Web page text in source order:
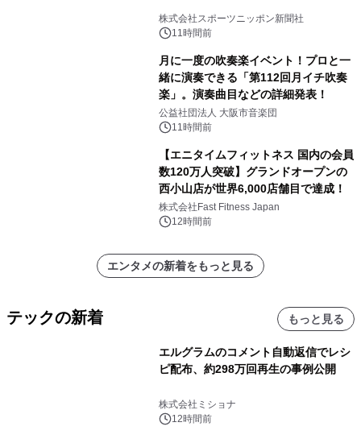
株式会社スポーツニッポン新聞社
11時間前
月に一度の吹奏楽イベント！プロと一
緒に演奏できる「第112回月イチ吹奏
楽」。演奏曲目などの詳細発表！
公益社団法人 大阪市音楽団
11時間前
【エニタイムフィットネス 国内の会員
数120万人突破】グランドオープンの
西小山店が世界6,000店舗目で達成！
株式会社Fast Fitness Japan
12時間前
エンタメの新着をもっと見る
テックの新着 もっと見る
エルグラムのコメント自動返信でレシ
ピ配布、約298万回再生の事例公開
株式会社ミショナ
12時間前